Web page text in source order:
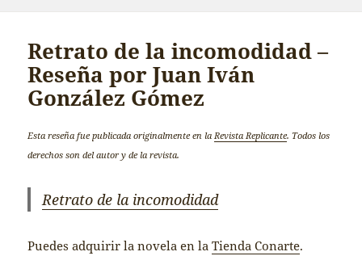
Retrato de la incomodidad –
Reseña por Juan Iván
González Gómez
Esta reseña fue publicada originalmente en laRevista Replicante. Todos los
derechos son del autor y de la revista.
Retrato de la incomodidad
Puedes adquirir la novela en laTienda Conarte.